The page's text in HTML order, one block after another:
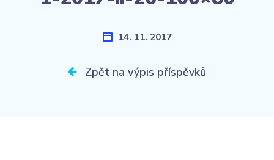
14. 11. 2017
Zpět na výpis příspěvků